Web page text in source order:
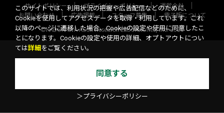
サイトポリシー プライバシーポリシー
運営会社
お問い合わせ
広告掲載 スタッフ募集
電子版について
©KADOKAWA ASCII Research Laboratories, Inc. 2026
このサイトでは、利用状況の把握や広告配信などのために、
Cookieを使用してアクセスデータを取得・利用しています。これ
以降のページに遷移した場合、Cookieの設定や使用に同意したこ
とになります。Cookieの設定や使用の詳細、オプトアウトについ
ては詳細 をご覧ください。
同意する
＞プライバシーポリシー